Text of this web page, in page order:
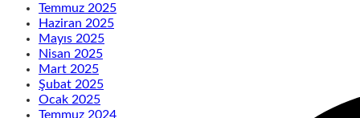
Temmuz 2025
Haziran 2025
Mayıs 2025
Nisan 2025
Mart 2025
Şubat 2025
Ocak 2025
Temmuz 2024